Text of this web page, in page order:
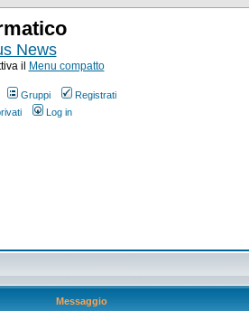
News
il Menu compatto
Gruppi
Registrati
Log in
Messaggio